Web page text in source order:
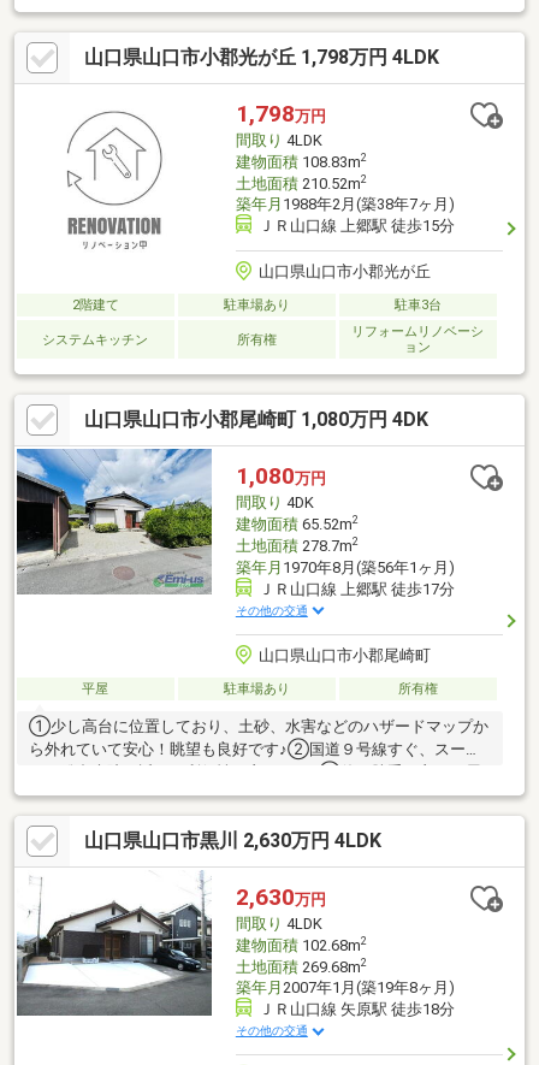
準シロアリ防除工事、クリーニング、鍵交換、雨漏り点検、設備
点検●外構・外装外壁塗装or張替●水回りシステムキッチン交換、
ユニットバス交換、トイレ交換、洗面化粧台交換●内装間取変
更、玄関扉交換、室内ドア（一部）交換、床材上張り、シューズ
ボックス交換、クロス張替え●その他設備インターホン設置、火
災警報器設置、照明器具交換【おすすめポイント】・本物件は条
件により住宅ローン減
山口県山口市小郡光が丘 1,798万円 4LDK
1,798万円
間取り 4LDK
建物面積108.83m2
土地面積210.52m2
築年月 1988年2月(築38年7ヶ月)
ＪＲ山口線 上郷駅 徒歩15分
山口県山口市小郡光が丘
2階建て 駐車場あり 駐車3台
システムキッチン 所有権
リフォームリノベーシ
ョン
山口県山口市小郡尾崎町 1,080万円 4DK
1,080万円
間取り 4DK
建物面積65.52m2
土地面積278.7m2
築年月 1970年8月(築56年1ヶ月)
ＪＲ山口線 上郷駅 徒歩17分
その他の交通
山口県山口市小郡尾崎町
平屋 駐車場あり 所有権
①少し高台に位置しており、土砂、水害などのハザードマップか
ら外れていて安心！眺望も良好です♪②国道９号線すぐ、スーパ
ーや総合病院も近くて利便性が良いです♪③使い勝手の良い平屋
です♪④土地面積84坪！建物を取り壊して土地としての利用にも
向いています♪☆1989年創業。山口県、福岡都市圏を中心に「不
動産の仲介、売買、管理、分譲住宅の企画・開発・販売、リノベ
ーション」等、住まいに関する全ての業務にワンストップで対応
☆「未来への架け橋」をモットーにお客様により良いご提案がで
きることをお約束します！不動産のことならエミアス山口支店に
お任せください！ お問い合わせは0120-956-486まで♪
山口県山口市黒川 2,630万円 4LDK
2,630万円
間取り 4LDK
建物面積102.68m2
土地面積269.68m2
築年月 2007年1月(築19年8ヶ月)
ＪＲ山口線 矢原駅 徒歩18分
その他の交通